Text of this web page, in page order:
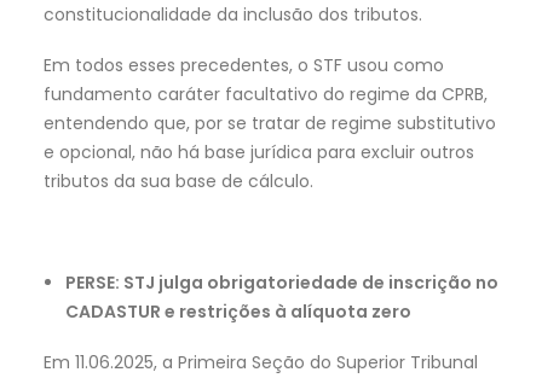
constitucionalidade da inclusão dos tributos.
Em todos esses precedentes, o STF usou como
fundamento caráter facultativo do regime da CPRB,
entendendo que, por se tratar de regime substitutivo
e opcional, não há base jurídica para excluir outros
tributos da sua base de cálculo.
PERSE: STJ julga obrigatoriedade de inscrição no
CADASTUR e restrições à alíquota zero
Em 11.06.2025, a Primeira Seção do Superior Tribunal